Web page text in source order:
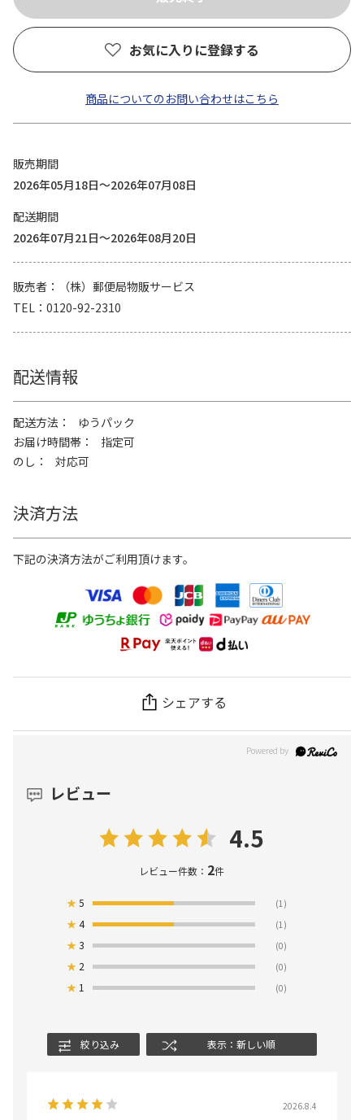
お気に入りに登録する
商品についてのお問い合わせはこちら
販売期間
2026年05月18日～2026年07月08日
配送期間
2026年07月21日～2026年08月20日
販売者
（株）郵便局物販サービス
TEL
0120-92-2310
配送情報
配送方法
ゆうパック
お届け時間帯
指定可
のし
対応可
決済方法
下記の決済方法がご利用頂けます。
シェアする
レビュー
4.5
レビュー件数： 2件
★5 (1)
★4 (1)
★3 (0)
★ 2 (0)
★ 1 (0)
絞り込み 表示：新しい順
2026.8.4